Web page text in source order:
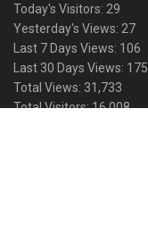
Today's Visitors: 29
Yesterday's Views: 27
Last 7 Days Views: 106
Last 30 Days Views: 175
Total Views: 31,733
Total Visitors:16,008